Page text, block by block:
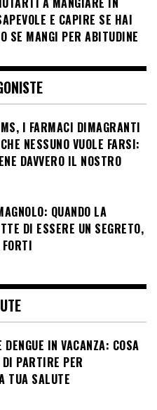
E CAPIRE SE HAI
SE MANGI PER ABITUDINE
I FARMACI DIMAGRANTI
NESSUNO VUOLE FARSI:
DAVVERO IL NOSTRO
QUANDO LA
DI ESSERE UN SEGRETO,
DENGUE IN VACANZA: COSA
PARTIRE PER
TUA SALUTE